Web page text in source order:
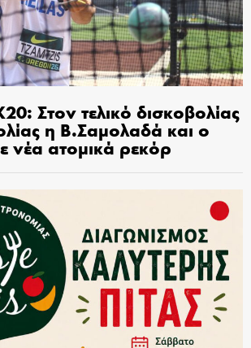
Στον τελικό δισκοβολίας
η Β.Σαμολαδά και ο
νέα ατομικά ρεκόρ